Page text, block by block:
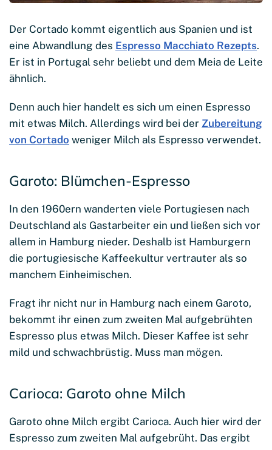
Der Cortado kommt eigentlich aus Spanien und ist
eine Abwandlung des Espresso Macchiato Rezepts.
Er ist in Portugal sehr beliebt und dem Meia de Leite
ähnlich.
Denn auch hier handelt es sich um einen Espresso
mit etwas Milch. Allerdings wird bei der Zubereitung
von Cortado weniger Milch als Espresso verwendet.
Garoto: Blümchen-Espresso
In den 1960ern wanderten viele Portugiesen nach
Deutschland als Gastarbeiter ein und ließen sich vor
allem in Hamburg nieder. Deshalb ist Hamburgern
die portugiesische Kaffeekultur vertrauter als so
manchem Einheimischen.
Fragt ihr nicht nur in Hamburg nach einem Garoto,
bekommt ihr einen zum zweiten Mal aufgebrühten
Espresso plus etwas Milch. Dieser Kaffee ist sehr
mild und schwachbrüstig. Muss man mögen.
Carioca: Garoto ohne Milch
Garoto ohne Milch ergibt Carioca. Auch hier wird der
Espresso zum zweiten Mal aufgebrüht. Das ergibt